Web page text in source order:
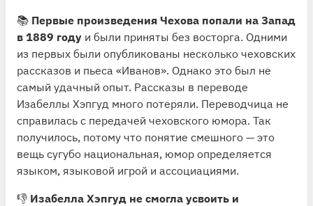
📚 Первые произведения Чехова попали на Запад
в 1889 году и были приняты без восторга. Одними
из первых были опубликованы несколько чеховских
рассказов и пьеса «Иванов». Однако это был не
самый удачный опыт. Рассказы в переводе
Изабеллы Хэпгуд много потеряли. Переводчица не
справилась с передачей чеховского юмора. Так
получилось, потому что понятие смешного — это
вещь сугубо национальная, юмор определяется
языком, языковой игрой и ассоциациями.
👎 Изабелла Хэпгуд не смогла усвоить и